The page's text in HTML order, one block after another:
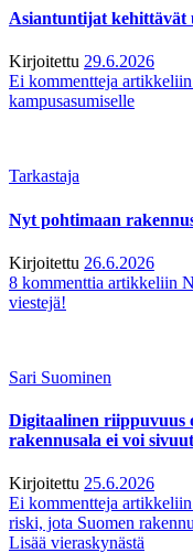
Asiantuntijat kehittävät
Kirjoitettu 29.6.2026
Ei kommentteja
kampusasumiselle
Tarkastaja
Nyt pohtimaan
Kirjoitettu 26.6.2026
8 kommenttia artikkeliin
viestejä!
Sari Suominen
Digitaalinen riippuvuus
rakennusala ei voi
Kirjoitettu 25.6.2026
Ei kommentteja
riski, jota Suomen
Lisää vieraskynästä